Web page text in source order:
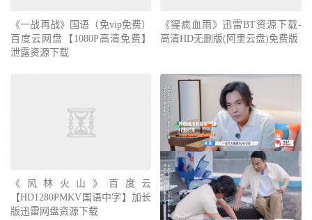
《一战再战》国语（免vip免费）
百度云网盘【1080P高清免费】
泄露资源下载
《猩疯血雨》迅雷BT资源下载-
高清HD无删版(阿里云盘)免费版
《风林火山》百度云
【HD1280PMKV国语中字】加长
版迅雷网盘资源下载